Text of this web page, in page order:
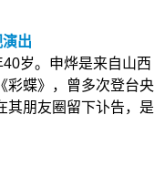
出
岁。申烨是来自山西
彩蝶》，曾多次登台央
其朋友圈留下讣告，是